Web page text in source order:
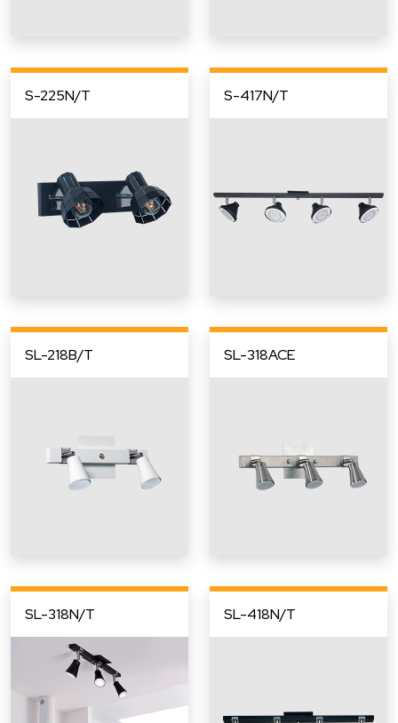
S-225N/T S-417N/T
SL-218B/T SL-318ACE
SL-318N/T SL-418N/T